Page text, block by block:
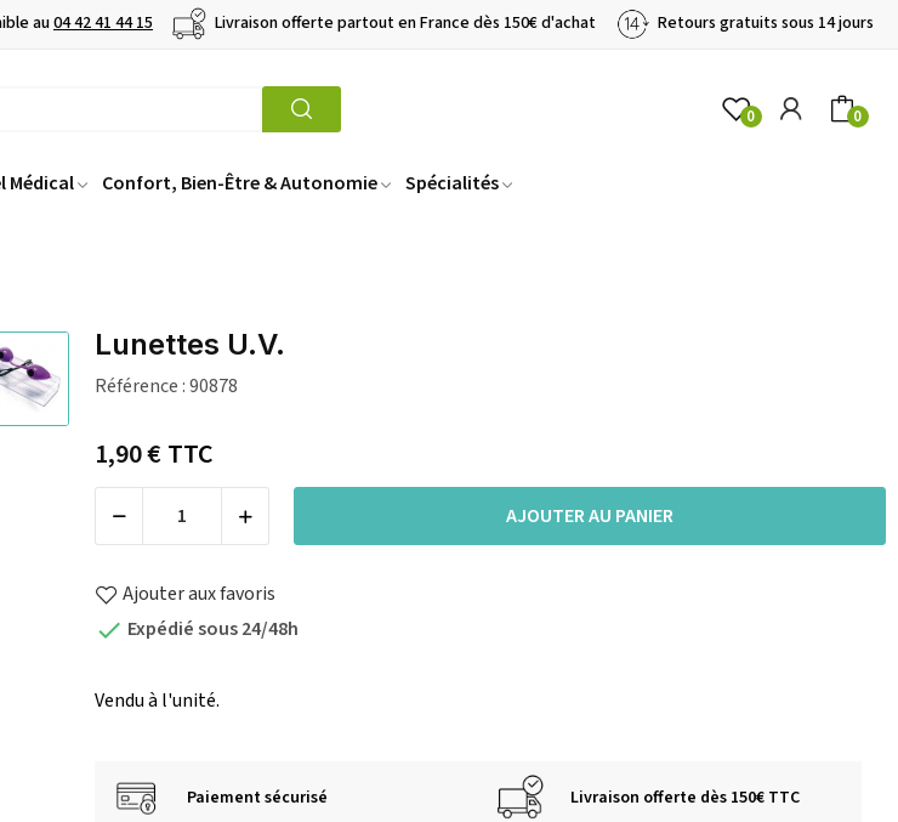
au04 42 41 44 15 Livraison offerte partout en France dès 150€ d'achat Retours gratuits sous 14 jours
0 0
Médical Confort, Bien-Être & Autonomie Spécialités
Lunettes U.V.
Référence :90878
1,90 €TTC
AJOUTER AU PANIER
Ajouter aux favoris
 Expédié sous 24/48h
Vendu à l'unité.
Paiement sécurisé Livraison offerte dès 150€ TTC